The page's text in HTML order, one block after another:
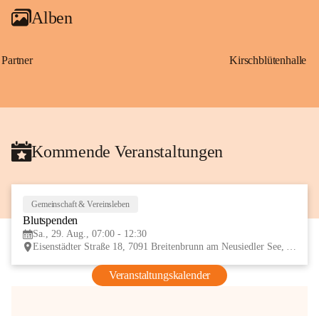
Alben
Partner Kirschblütenhalle
Kommende Veranstaltungen
Gemeinschaft & Vereinsleben
Blutspenden
Sa., 29. Aug., 07:00 - 12:30
Eisenstädter Straße 18, 7091 Breitenbrunn am Neusiedler See, AUT
Veranstaltungskalender